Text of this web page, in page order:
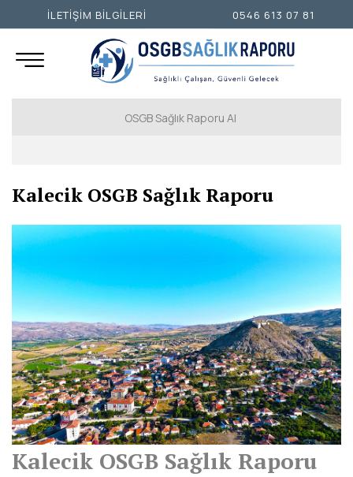
OSGB Sağlık Raporu Al
İSTANBUL ANADOLU YAKASI
ANKARA
ADANA
ADIYAMAN
AFYONKARAHİSAR
AĞRI
AKSARAY
AMASYA
Kalecik OSGB Sağlık Raporu
Kalecik OSGB Sağlık Raporu
İLETİŞİM BİLGİLERİ 0546 613 07 81